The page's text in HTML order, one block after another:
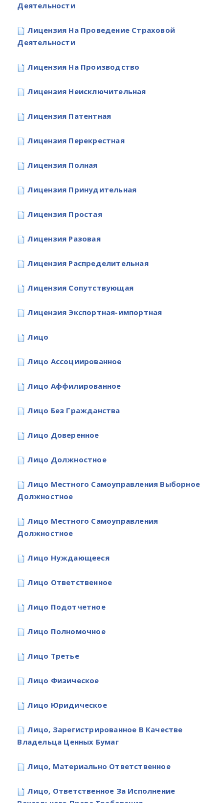
Деятельности
Лицензия На Проведение Страховой
Деятельности
Лицензия На Производство
Лицензия Неисключительная
Лицензия Патентная
Лицензия Перекрестная
Лицензия Полная
Лицензия Принудительная
Лицензия Простая
Лицензия Разовая
Лицензия Распределительная
Лицензия Сопутствующая
Лицензия Экспортная-импортная
Лицо
Лицо Ассоциированное
Лицо Аффилированное
Лицо Без Гражданства
Лицо Доверенное
Лицо Должностное
Лицо Местного Самоуправления Выборное
Должностное
Лицо Местного Самоуправления
Должностное
Лицо Нуждающееся
Лицо Ответственное
Лицо Подотчетное
Лицо Полномочное
Лицо Третье
Лицо Физическое
Лицо Юридическое
Лицо, Зарегистрированное В Качестве
Владельца Ценных Бумаг
Лицо, Материально Ответственное
Лицо, Ответственное За Исполнение